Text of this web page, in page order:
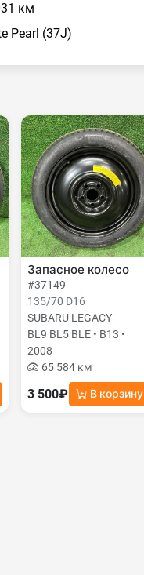
км
Pearl (37J)
Запасное колесо
#37149
135/70 D16
SUBARU LEGACY
BL9 BL5 BLE • B13 •
2008
65 584 км
3 500₽ В корзину